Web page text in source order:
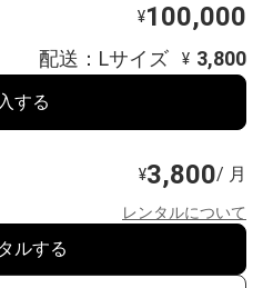
¥100,000
配送：Lサイズ ¥ 3,800
する
¥3,800/ 月
レンタルについて
ルする